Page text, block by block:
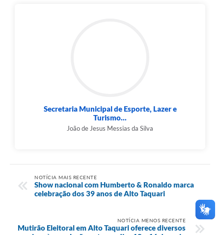
Secretaria Municipal de Esporte, Lazer e
Turismo...
João de Jesus Messias da Silva
NOTÍCIA MAIS RECENTE
Show nacional com Humberto & Ronaldo marca
celebração dos 39 anos de Alto Taquari
NOTÍCIA MENOS RECENTE
Mutirão Eleitoral em Alto Taquari oferece diversos